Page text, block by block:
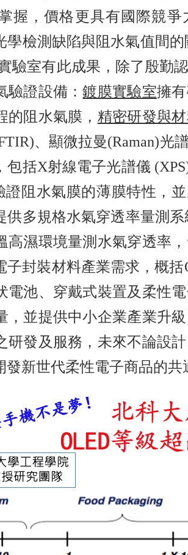
握，價格更具有國際競
學檢測缺陷與阻水氣值間
驗室有此成果，除了殷勤
驗證設備：鍍膜實驗室擁
阻水氣膜， 精密研發與
、顯微拉曼(Raman)光
包括X射線電子光譜儀
證阻水氣膜的薄膜特性，
供多規格水氣穿透率量測
高濕環境量測水氣穿透率
子封裝材料產業需求，概
電池、穿戴式裝置及柔性
，並提供中小企業產業升
研發及服務，未來不論設
新世代柔性電子商品的共